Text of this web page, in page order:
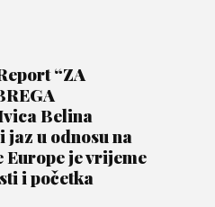
“ZA
Belina
jaz u odnosu na
Europe je vrijeme
i početka